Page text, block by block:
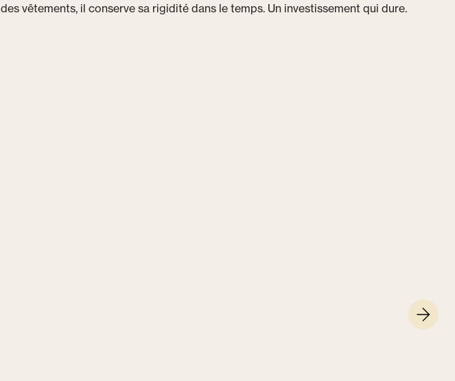
des vêtements, il conserve sa rigidité dans le temps. Un investissement qui dure.